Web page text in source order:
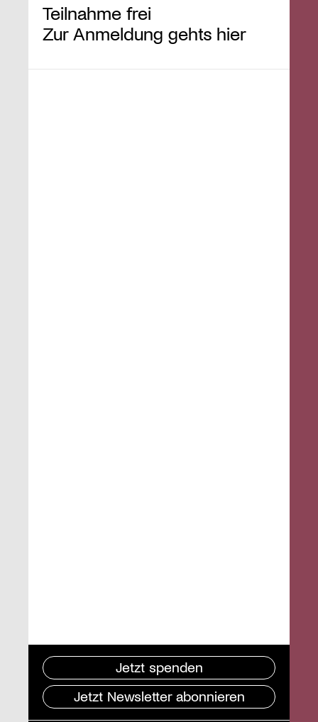
Teilnahme frei
Zur Anmeldung gehts hier
Jetzt spenden
Jetzt Newsletter abonnieren